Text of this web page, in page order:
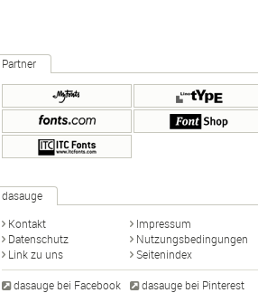
Partner
dasauge
Kontakt
Impressum
Datenschutz
Nutzungsbedingungen
Link zu uns
Seitenindex
dasauge bei Facebook dasauge bei Pinterest